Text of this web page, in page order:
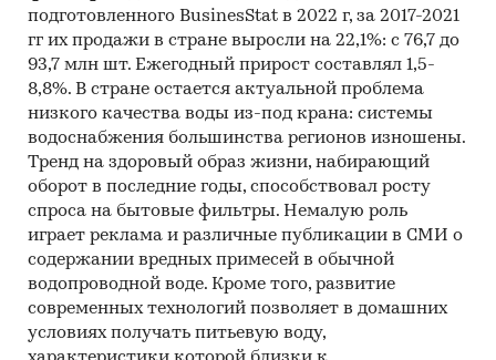
подготовленного BusinesStat в 2022 г, за 2017-2021
гг их продажи в стране выросли на 22,1%: с 76,7 до
93,7 млн шт. Ежегодный прирост составлял 1,5-
8,8%. В стране остается актуальной проблема
низкого качества воды из-под крана: системы
водоснабжения большинства регионов изношены.
Тренд на здоровый образ жизни, набирающий
оборот в последние годы, способствовал росту
спроса на бытовые фильтры. Немалую роль
играет реклама и различные публикации в СМИ о
содержании вредных примесей в обычной
водопроводной воде. Кроме того, развитие
современных технологий позволяет в домашних
условиях получать питьевую воду,